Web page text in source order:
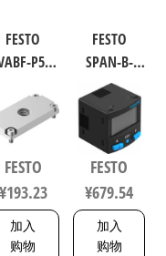
FESTO
P5-
启动阀
8021860
FESTO
¥193.23
加入
购物
FESTO
SPAN-B-
B11R-Q4-
PN-L1+2.5S
传感器/连
接电缆
8114774
FESTO
¥679.54
加入
购物